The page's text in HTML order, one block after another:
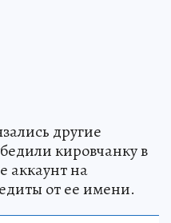
другие
кировчанку в
аккаунт на
от ее имени.